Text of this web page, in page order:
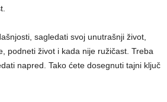
sagledati svoj unutrašnji život,
podneti život i kada nije ružičast. Treba
napred. Tako ćete dosegnuti tajni ključ